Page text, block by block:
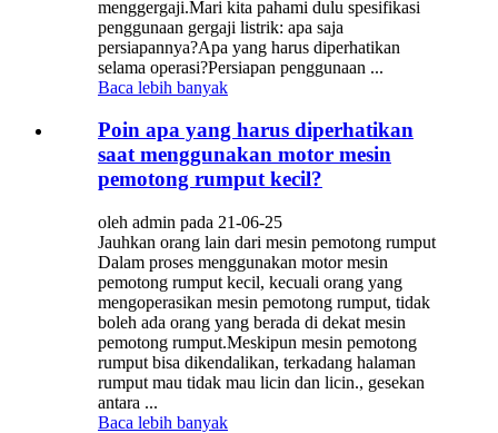
menggergaji.Mari kita pahami dulu spesifikasi
penggunaan gergaji listrik: apa saja
persiapannya?Apa yang harus diperhatikan
selama operasi?Persiapan penggunaan ...
Baca lebih banyak
Poin apa yang harus diperhatikan
saat menggunakan motor mesin
pemotong rumput kecil?
oleh admin pada 21-06-25
Jauhkan orang lain dari mesin pemotong rumput
Dalam proses menggunakan motor mesin
pemotong rumput kecil, kecuali orang yang
mengoperasikan mesin pemotong rumput, tidak
boleh ada orang yang berada di dekat mesin
pemotong rumput.Meskipun mesin pemotong
rumput bisa dikendalikan, terkadang halaman
rumput mau tidak mau licin dan licin., gesekan
antara ...
Baca lebih banyak